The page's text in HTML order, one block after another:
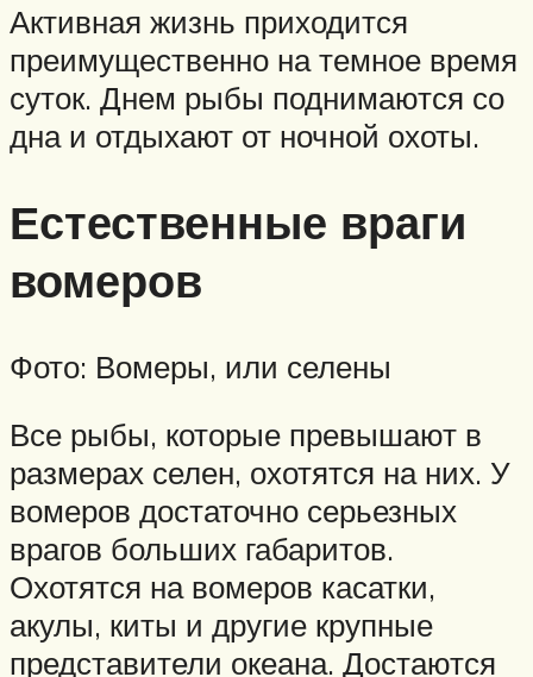
Активная жизнь приходится
преимущественно на темное время
суток. Днем рыбы поднимаются со
дна и отдыхают от ночной охоты.
Естественные враги
вомеров
Фото: Вомеры, или селены
Все рыбы, которые превышают в
размерах селен, охотятся на них. У
вомеров достаточно серьезных
врагов больших габаритов.
Охотятся на вомеров касатки,
акулы, киты и другие крупные
представители океана. Достаются